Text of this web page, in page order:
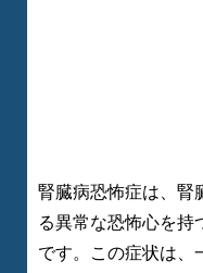
腎臓病恐怖症は、腎
る異常な恐怖心を持
です。この症状は、